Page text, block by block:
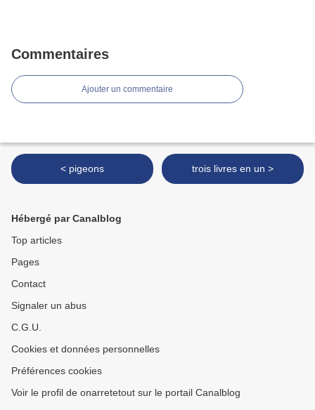
Commentaires
Ajouter un commentaire
< pigeons trois livres en un >
Hébergé par Canalblog
Top articles
Pages
Contact
Signaler un abus
C.G.U.
Cookies et données personnelles
Préférences cookies
Voir le profil de onarretetout sur le portail Canalblog